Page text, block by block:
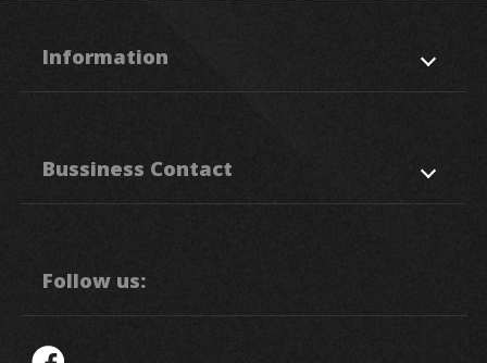
Information
Đơn xin
Hỗ trợ
Liên hệ chúng tôi
Bussiness Contact
886-3-5993111
Follow us: